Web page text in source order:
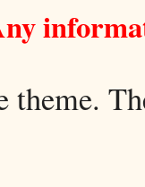
theme.